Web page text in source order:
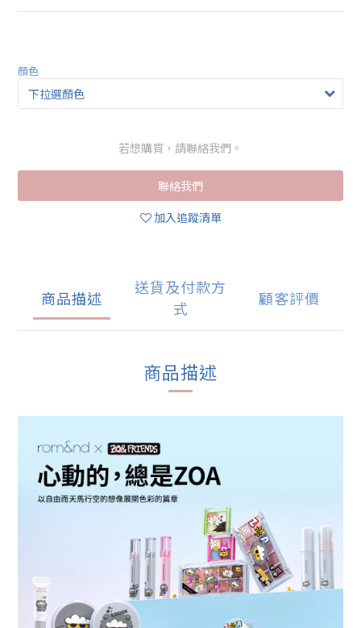
顏色
若想購買，請聯絡我們。
聯絡我們
加入追蹤清單
商品描述
送貨及付款方
式
顧客評價
商品描述